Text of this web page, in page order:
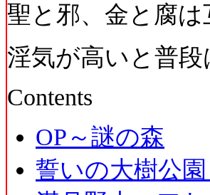
聖と邪、金と腐
淫気が高いと普
Contents
OP～謎の森
誓いの大樹公